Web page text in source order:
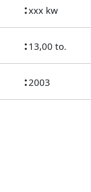
:xxx kw
: 13,00 to.
:2003